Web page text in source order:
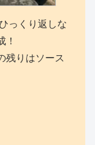
っくり返しな
！
残りはソース